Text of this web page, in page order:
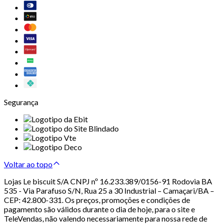
Segurança
Voltar ao topo
Lojas Le biscuit S/A CNPJ nº 16.233.389/0156-91 Rodovia BA
535 - Via Parafuso S/N, Rua 25 a 30 Industrial – Camaçari/BA –
CEP: 42.800-331. Os preços, promoções e condições de
pagamento são válidos durante o dia de hoje, para o site e
TeleVendas, não valendo necessariamente para nossa rede de